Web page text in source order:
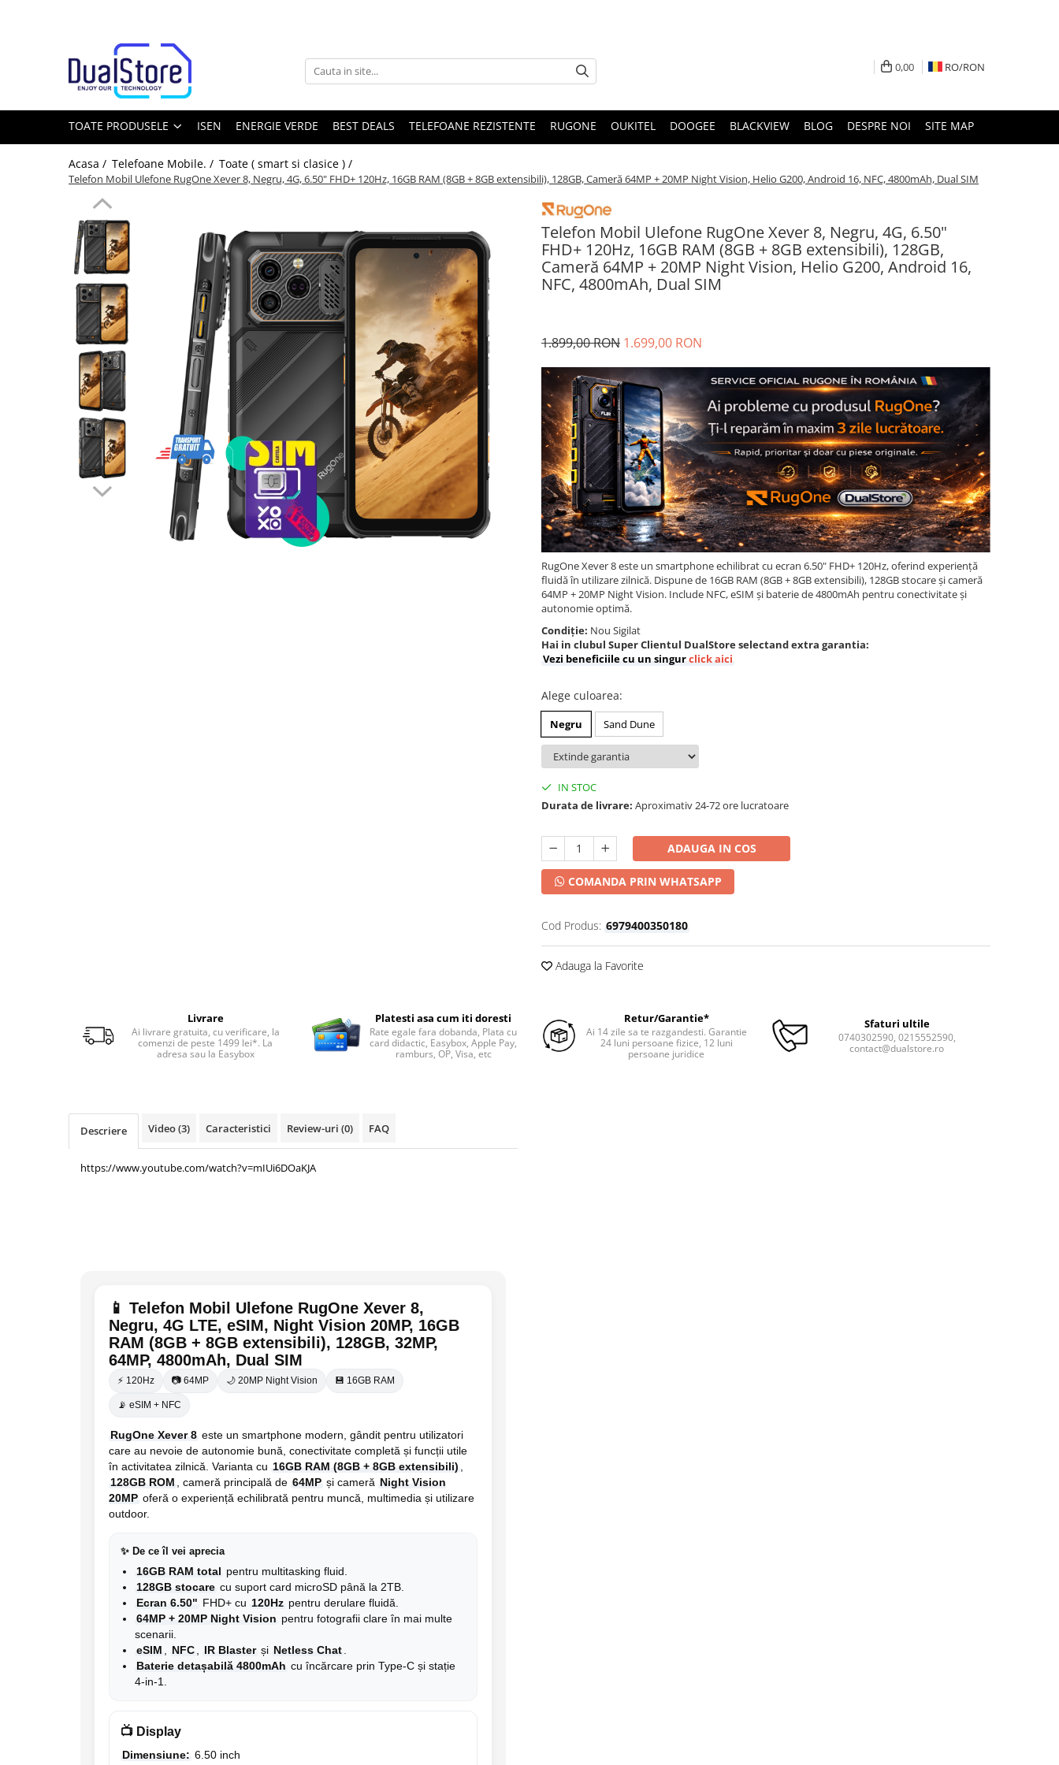
Producatori Telefoane Mobila
Telefoane mobile
Toate ( smart si clasice )
Telefoane (Smartphone) 5G
Telefoane cu camera termica
Telefoane clasice
Piese si accesorii telefoane mobile
Producatori telefoane
Telefoane mobile RugOne
Telefoane mobile Doogee
Telefoane mobile Oukitel
Telefoane mobile Ulefone
Telefoane mobile Unihertz
Telefoane mobile Cubot
Telefoane mobile Blackview
Camere auto DVR
Oglinzi auto smart cu camera
Accesorii Camere Supraveghere
Casti Wireless
Ceasuri Smart pentru copii
Accesorii Smartwatch
Trotinete electrice si accesorii
Navigații auto dedicate
Power station - Stații de energie
0,00 RO/RON
TOATE PRODUSELE ISEN ENERGIE VERDE BEST DEALS TELEFOANE REZISTENTE RUGONE OUKITEL DOOGEE BLACKVIEW BLOG DESPRE NOI SITE MAP
Acasa / Telefoane Mobile. / Toate ( smart si clasice ) /
Telefon Mobil Ulefone RugOne Xever 8, Negru, 4G, 6.50" FHD+ 120Hz, 16GB RAM (8GB + 8GB extensibili), 128GB, Cameră 64MP + 20MP Night Vision, Helio G200, Android 16, NFC, 4800mAh, Dual SIM
Telefon Mobil Ulefone RugOne Xever 8, Negru, 4G, 6.50"
FHD+ 120Hz, 16GB RAM (8GB + 8GB extensibili), 128GB,
Cameră 64MP + 20MP Night Vision, Helio G200, Android 16,
NFC, 4800mAh, Dual SIM
1.899,00 RON 1.699,00 RON
RugOne Xever 8 este un smartphone echilibrat cu ecran 6.50" FHD+ 120Hz, oferind experiență
fluidă în utilizare zilnică. Dispune de 16GB RAM (8GB + 8GB extensibili), 128GB stocare și cameră
64MP + 20MP Night Vision. Include NFC, eSIM și baterie de 4800mAh pentru conectivitate și
autonomie optimă.
Condiție: Nou Sigilat
Hai in clubul Super Clientul DualStore selectand extra garantia:
Vezi beneficiile cu un singurclick aici
Alege culoarea:
Negru Sand Dune
IN STOC
Durata de livrare: Aproximativ 24-72 ore lucratoare
ADAUGA IN COS
COMANDA PRIN WHATSAPP
Cod Produs: 6979400350180
Adauga la Favorite
Livrare
Ai livrare gratuita, cu verificare, la
comenzi de peste 1499 lei*. La
adresa sau la Easybox
Platesti asa cum iti doresti
Rate egale fara dobanda, Plata cu
card didactic, Easybox, Apple Pay,
ramburs, OP, Visa, etc
Retur/Garantie*
Ai 14 zile sa te razgandesti. Garantie
24 luni persoane fizice, 12 luni
persoane juridice
Sfaturi ultile
0740302590, 0215552590,
contact@dualstore.ro
Descriere Video(3) Caracteristici Review-uri (0) FAQ
https://www.youtube.com/watch?v=mIUi6DOaKJA
📱 Telefon Mobil Ulefone RugOne Xever 8,
Negru, 4G LTE, eSIM, Night Vision 20MP, 16GB
RAM (8GB + 8GB extensibili), 128GB, 32MP,
64MP, 4800mAh, Dual SIM
⚡ 120Hz 📷 64MP 🌙 20MP Night Vision 💾 16GB RAM
📡 eSIM + NFC
RugOne Xever 8 este un smartphone modern, gândit pentru utilizatori
care au nevoie de autonomie bună, conectivitate completă și funcții utile
în activitatea zilnică. Varianta cu 16GB RAM (8GB + 8GB extensibili)
128GB ROM
, cameră principală de 64MP și cameră Night Vision
20MP oferă o experiență echilibrată pentru muncă, multimedia și utilizare
outdoor.
✨ De ce îl vei aprecia
16GB RAM total pentru multitasking fluid.
128GB stocare cu suport card microSD până la 2TB.
Ecran 6.50" FHD+ cu 120Hz pentru derulare fluidă.
64MP + 20MP Night Vision pentru fotografii clare în mai multe
scenarii.
eSIM
NFC IR Blaster și Netless Chat
Baterie detașabilă 4800mAh cu încărcare prin Type-C și stație
4-in-1.
📺 Display
Dimensiune: 6.50 inch